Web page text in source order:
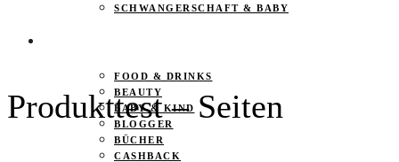
SCHWANGERSCHAFT & BABY
FOOD & DRINKS
BEAUTY
BABY & KIND
BLOGGER
BÜCHER
CASHBACK
Produkttest – Seiten